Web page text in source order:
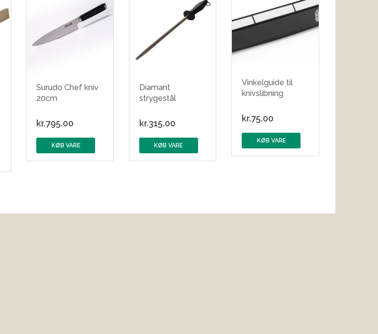
Surudo Chef kniv
20cm
kr.795.00
KØB VARE
Diamant
strygestål
kr.315.00
KØB VARE
Vinkelguide til
knivslibning
kr.75.00
KØB VARE